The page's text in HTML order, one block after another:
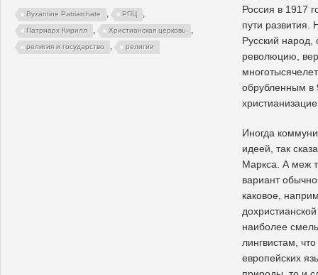
Byzantine Patriarchate , РПЦ ,
Патриарх Кирилл , Христианская церковь ,
религия и государство , религии
Россия в 1917
пути развития.
Русский народ,
революцию,
обрубленным в
Иногда
идеей, так
Маркса. А меж
вариант
каковое,
наиболее
лингвистам,
европейских